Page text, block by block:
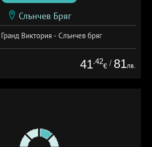
Слънчев Бряг
Виктория - Слънчев бряг
41.42
€ / 81лв.